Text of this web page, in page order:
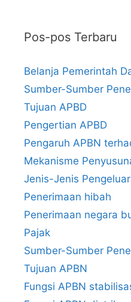
Pos-pos Terbaru
Belanja Pemerintah
Sumber-Sumber
Tujuan APBD
Pengertian APBD
Pengaruh APBN
Mekanisme
Jenis-Jenis
Penerimaan hibah
Penerimaan negara
Pajak
Sumber-Sumber
Tujuan APBN
Fungsi APBN